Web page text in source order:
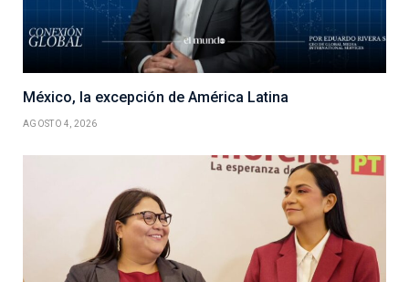
México, la excepción de América Latina
AGOSTO 4, 2026